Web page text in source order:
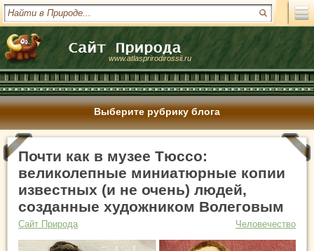
www.atlasprirodirossii.ru
Выберите рубрику блога
Почти как в музее Тюссо:
великолепные миниатюрные копии
известных (и не очень) людей,
созданные художником Волеговым
Сайт Природа Человечество